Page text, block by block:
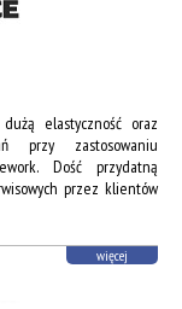
elastyczność oraz
przy zastosowaniu
Dość przydatną
przez klientów
więcej